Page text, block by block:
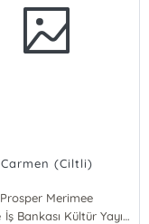
Carmen (Ciltli)
Prosper Merimee
Türkiye İş Bankası Kültür Yayınları